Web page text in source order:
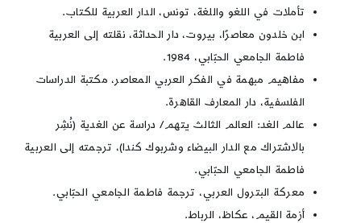
تأملات في اللغو واللغة، تونس، الدار العربية للكتاب.
ابن خلدون معاصرًا، بيروت، دار الحداثة، نقلته إلى العربية
فاطمة الجامعي الحبّابي، 1984.
مفاهيم مبهمة في الفكر العربي المعاصر، مكتبة الدراسات
الفلسفية، دار المعارف القاهرة.
عالم الغد: العالم الثالث يتهم/ دراسة عن الغدية (نُشِر
بالاشتراك مع الدار البيضاء وشربوك كندا)، ترجمته إلى العربية
فاطمة الجامعي الحبّابي.
معركة البترول العربي، ترجمة فاطمة الجامعي الحبّابي.
أزمة القيم، عكاظ، الرباط.